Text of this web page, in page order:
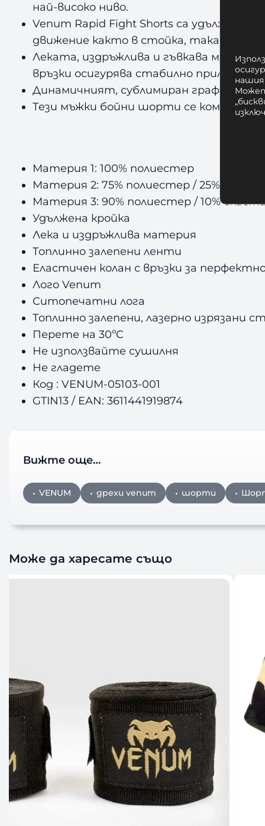
най-високо ниво.
Venum Rapid Fight Shorts са удължени
движение както в стойка, така и на
Леката, издръжлива и гъвкава
връзки осигурява стабилно прилягане
Динамичният, сублимиран графичен
Тези мъжки бойни шорти се
Материя 1: 100% полиестер
Материя 2: 75% полиестер / 25%
Материя 3: 90% полиестер / 10%
Удължена кройка
Лека и издръжлива материя
Топлинно залепени ленти
Еластичен колан с връзки за
Лого Venum
Ситопечатни лога
Топлинно залепени, лазерно изрязани
Перете на 30ºC
Не използвайте сушилня
Не гладете
Код : VENUM-05103-001
GTIN13 / EAN: 3611441919874
Вижте още…
VENUM дрехи venum шорти
Може да харесате също